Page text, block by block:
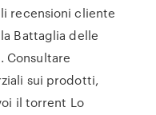
recensioni cliente
Battaglia delle
Consultare
sui prodotti,
il torrent Lo